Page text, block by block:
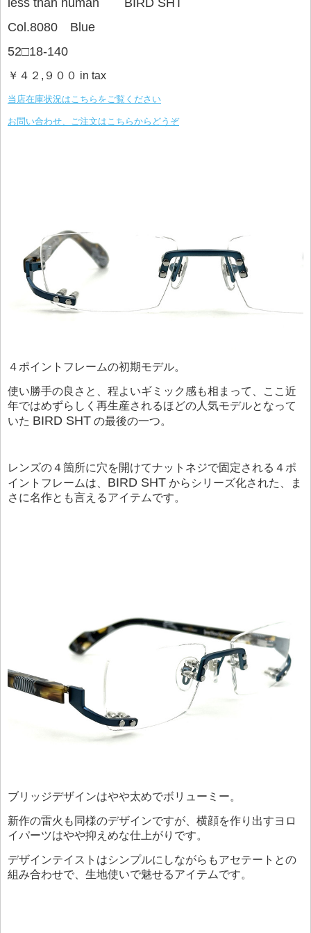
less than human BIRD SHT
Col.8080 Blue
52□18-140
￥４２,９００ in tax
当店在庫状況はこちらをご覧ください
お問い合わせ、ご注文はこちらからどうぞ
４ポイントフレームの初期モデル。
使い勝手の良さと、程よいギミック感も相まって、ここ近
年ではめずらしく再生産されるほどの人気モデルとなって
いた BIRD SHT の最後の一つ。
レンズの４箇所に穴を開けてナットネジで固定される４ポ
イントフレームは、 BIRD SHT からシリーズ化された、ま
さに名作とも言えるアイテムです。
ブリッジデザインはやや太めでボリューミー。
新作の雷火も同様のデザインですが、横顔を作り出すヨロ
イパーツはやや抑えめな仕上がりです。
デザインテイストはシンプルにしながらもアセテートとの
組み合わせで、生地使いで魅せるアイテムです。